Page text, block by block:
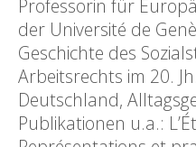
Professorin für
der Université de
Geschichte des
Arbeitsrechts im 20.
Deutschland,
Publikationen u.a.: